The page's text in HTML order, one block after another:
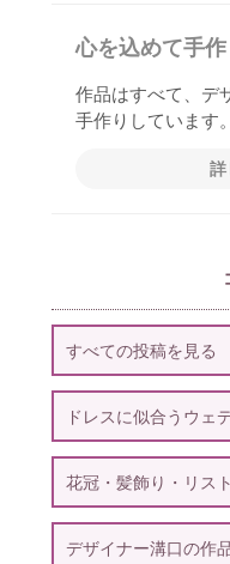
心を込めて手作
作品はすべて、デ
手作りしています。
詳
すべての投稿を見る
ドレスに似合うウェ
花冠・髪飾り・リス
デザイナー溝口の作